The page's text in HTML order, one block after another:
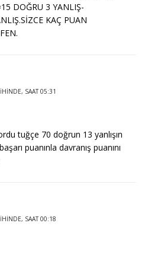
DOĞRU 3 YANLIŞ-
KAÇ PUAN
SAAT 05:31
tuğçe 70 doğrun 13 yanlışın
puanınla davranış puanını
SAAT 00:18